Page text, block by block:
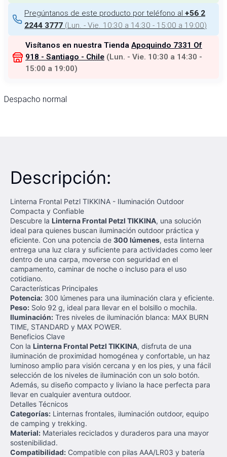
Pregúntanos de este producto por teléfono al +56 2
2244 3777 (Lun. - Vie. 10:30 a 14:30 - 15:00 a 19:00)
Visítanos en nuestra Tienda Apoquindo 7331 Of
918 - Santiago - Chile (Lun. - Vie. 10:30 a 14:30 -
15:00 a 19:00)
Despacho normal
Descripción:
Linterna Frontal Petzl TIKKINA - Iluminación Outdoor
Compacta y Confiable
Descubre la Linterna Frontal Petzl TIKKINA, una solución
ideal para quienes buscan iluminación outdoor práctica y
eficiente. Con una potencia de 300 lúmenes, esta linterna
entrega una luz clara y suficiente para actividades como leer
dentro de una carpa, moverse con seguridad en el
campamento, caminar de noche o incluso para el uso
cotidiano.
Características Principales
Potencia: 300 lúmenes para una iluminación clara y eficiente.
Peso: Solo 92 g, ideal para llevar en el bolsillo o mochila.
Iluminación: Tres niveles de iluminación blanca: MAX BURN
TIME, STANDARD y MAX POWER.
Beneficios Clave
Con la Linterna Frontal Petzl TIKKINA, disfruta de una
iluminación de proximidad homogénea y confortable, un haz
luminoso amplio para visión cercana y en los pies, y una fácil
selección de los niveles de iluminación con un solo botón.
Además, su diseño compacto y liviano la hace perfecta para
llevar en cualquier aventura outdoor.
Detalles Técnicos
Categorías: Linternas frontales, iluminación outdoor, equipo
de camping y trekking.
Material: Materiales reciclados y duraderos para una mayor
sostenibilidad.
Compatibilidad: Compatible con pilas AAA/LR03 y batería